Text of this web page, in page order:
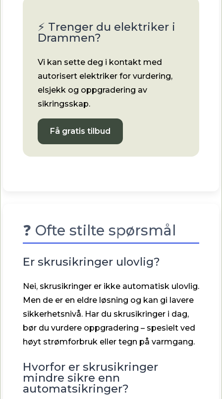
⚡ Trenger du elektriker i
Drammen?
Vi kan sette deg i kontakt med
autorisert elektriker for vurdering,
elsjekk og oppgradering av
sikringsskap.
Få gratis tilbud
❓ Ofte stilte spørsmål
Er skrusikringer ulovlig?
Nei, skrusikringer er ikke automatisk ulovlig.
Men de er en eldre løsning og kan gi lavere
sikkerhetsnivå. Har du skrusikringer i dag,
bør du vurdere oppgradering – spesielt ved
høyt strømforbruk eller tegn på varmgang.
Hvorfor er skrusikringer
mindre sikre enn
automatsikringer?